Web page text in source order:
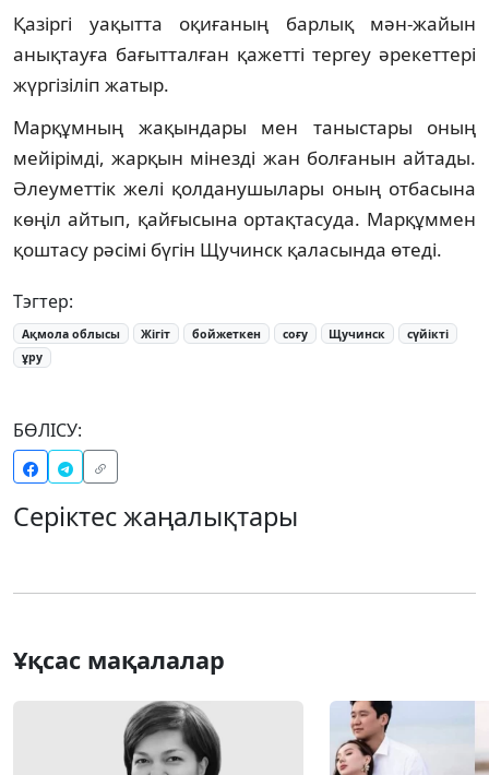
Қазіргі уақытта оқиғаның барлық мән-жайын
анықтауға бағытталған қажетті тергеу әрекеттері
жүргізіліп жатыр.
Марқұмның жақындары мен таныстары оның
мейірімді, жарқын мінезді жан болғанын айтады.
Әлеуметтік желі қолданушылары оның отбасына
көңіл айтып, қайғысына ортақтасуда. Марқұммен
қоштасу рәсімі бүгін Щучинск қаласында өтеді.
Тэгтер:
Ақмола облысы Жігіт бойжеткен соғу Щучинск
сүйікті
ұру
БӨЛІСУ:
Серіктес жаңалықтары
Ұқсас мақалалар